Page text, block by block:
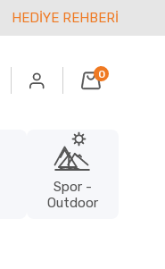
HEDİYE REHBERİ
0
Spor -
Outdoor